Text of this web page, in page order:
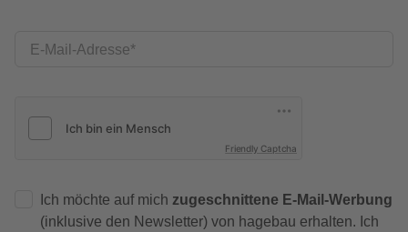
E-Mail-Adresse
Friendly Captcha
Ich möchte auf mich zugeschnittene E-Mail-Werbung
(inklusive den Newsletter) von hagebau erhalten. Ich